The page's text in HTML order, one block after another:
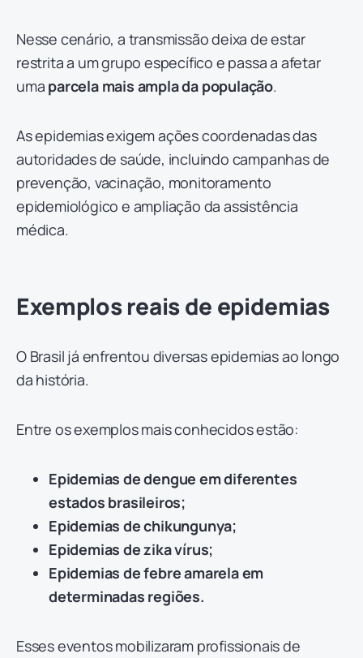
Nesse cenário, a transmissão deixa de estar
restrita a um grupo específico e passa a afetar
uma parcela mais ampla da população.
As epidemias exigem ações coordenadas das
autoridades de saúde, incluindo campanhas de
prevenção, vacinação, monitoramento
epidemiológico e ampliação da assistência
médica.
Exemplos reais de epidemias
O Brasil já enfrentou diversas epidemias ao longo
da história.
Entre os exemplos mais conhecidos estão:
Epidemias de dengue em diferentes
estados brasileiros;
Epidemias de chikungunya;
Epidemias de zika vírus;
Epidemias de febre amarela em
determinadas regiões.
Esses eventos mobilizaram profissionais de